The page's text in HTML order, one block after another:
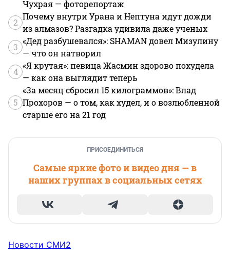
Чухрая — фоторепортаж
2
Почему внутри Урана и Нептуна идут дожди
из алмазов? Разгадка удивила даже ученых
3
«Дед разбушевался»: SHAMAN довел Мизулину
— что он натворил
4
«Я крутая»: певица Жасмин здорово похудела
— как она выглядит теперь
5
«За месяц сбросил 15 килограммов»: Влад
Прохоров — о том, как худел, и о возлюбленной
старше его на 21 год
ПРИСОЕДИНИТЬСЯ
Самые яркие фото и видео дня — в
наших группах в социальных сетях
Новости СМИ2